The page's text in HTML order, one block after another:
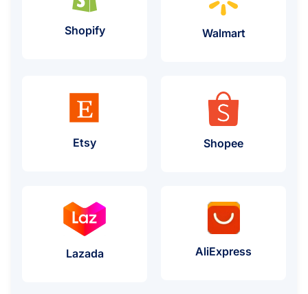
Shopifyプロキシの使用例 Walmartプロキシの
Etsyプロキシの使用例 Shopeeプロキシの
Lazadaプロキシの使用例 AliExpressプロキシ